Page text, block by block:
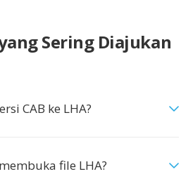
Sering Diajukan
CAB ke LHA?
file LHA?